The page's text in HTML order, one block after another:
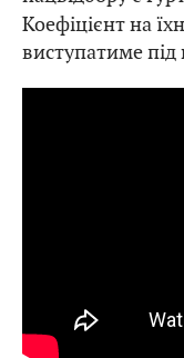
Коефіцієнт на
виступатиме